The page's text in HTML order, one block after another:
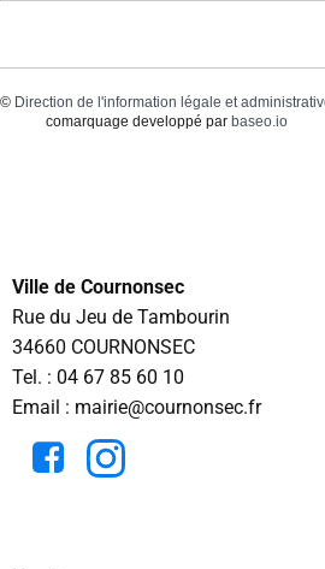
© Direction de l'information légale et
comarquage developpé par baseo.io
Ville de Cournonsec
Rue du Jeu de Tambourin
34660 COURNONSEC
Tel. : 04 67 85 60 10
Email : mairie@cournonsec.fr